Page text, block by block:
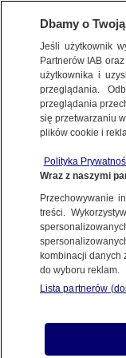
ZDROWIE
ZDROWIE
dalej?"
Piotr Wójcik
17.06.2026, 14:41
Posłuchaj
Czyta lektor AI
Dbamy o
Jeśli użytkownik
Partnerów IAB
użytkownika i
przeglądania.
przeglądania
się przetwarzaniu
plików cookie i
Polityka
Wraz z naszymi
Przechowywanie
treści.
kombinacji danych
do wyboru reklam.
Lista partnerów